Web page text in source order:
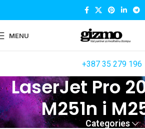
MENU
+387 35 279 196
LaserJet Pro
M251n i
Categories